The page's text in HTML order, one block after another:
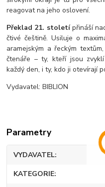
reagovat na jeho oslovení.
Překlad 21. stoletípřináší
čtivé češtině. Usiluje o
aramejským a řeckým
čtenáře – ty, kteří jsou
každý den, i ty, kdo ji otevírají
Vydavatel: BIBLION
Parametry
VYDAVATEL
KATEGORIE